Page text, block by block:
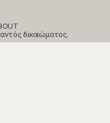
δικαιώματος.